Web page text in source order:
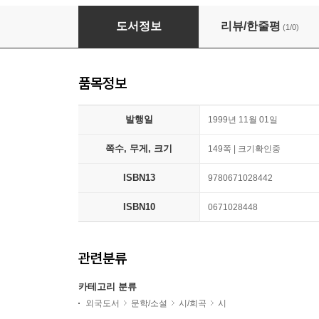
The Rose That Grew from Concrete
도서정보 리뷰/한줄평 (1/0)
품목정보
발행일 1999년 11월 01일
쪽수, 무게, 크기 149쪽 | 크기확인중
ISBN13 9780671028442
ISBN10 0671028448
관련분류
카테고리 분류
외국도서 문학/소설 시/희곡 시